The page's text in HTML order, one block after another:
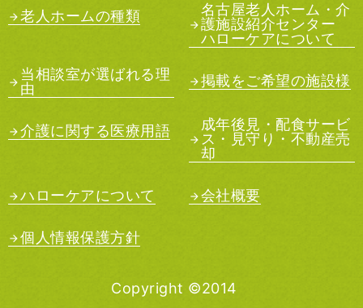
老人ホームの種類
名古屋老人ホーム・介
護施設紹介センター
ハローケアについて
当相談室が選ばれる理
由
掲載をご希望の施設様
介護に関する医療用語
成年後見・配食サービ
ス・見守り・不動産売
却
ハローケアについて 会社概要
個人情報保護方針
Copyright ©2014